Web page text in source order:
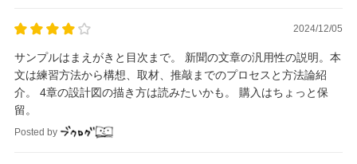
2024/12/05
サンプルはまえがきと目次まで。 新聞の文章の汎用性の説明。本
文は練習方法から構想、取材、推敲までのプロセスと方法論紹
介。 4章の設計図の描き方は読みたいかも。 購入はちょっと保
留。
Posted by